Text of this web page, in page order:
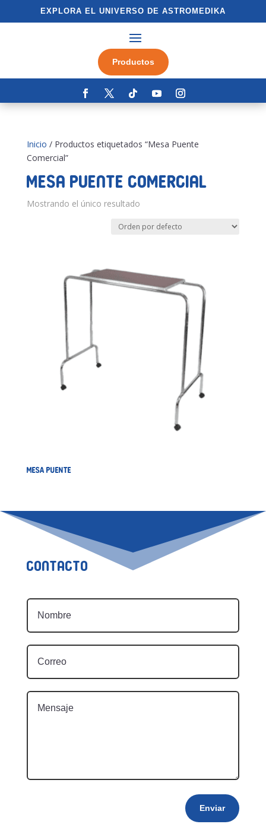
EXPLORA EL UNIVERSO DE ASTROMEDIKA
Productos
Inicio / Productos etiquetados “Mesa Puente
Comercial”
Mesa Puente Comercial
Mostrando el único resultado
MESA PUENTE
Contacto
Enviar